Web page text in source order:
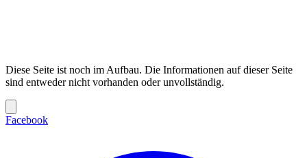
Diese Seite ist noch im Aufbau. Die Informationen auf dieser Seite
sind entweder nicht vorhanden oder unvollständig.
Facebook